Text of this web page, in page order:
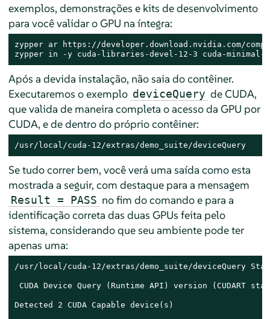
exemplos, demonstrações e kits de desenvolvimento
para você validar o GPU na íntegra:
zypper ar https://developer.download.nvidia.com/
zypper in -y cuda-libraries-devel-12-3 cuda-minimal-
Após a devida instalação, não saia do contêiner.
Executaremos o exemplo deviceQuery de CUDA,
que valida de maneira completa o acesso da GPU por
CUDA, e de dentro do próprio contêiner:
/usr/local/cuda-12/extras/demo_suite/deviceQuery
Se tudo correr bem, você verá uma saída como esta
mostrada a seguir, com destaque para a mensagem
Result = PASS no fim do comando e para a
identificação correta das duas GPUs feita pelo
sistema, considerando que seu ambiente pode ter
apenas uma:
/usr/local/cuda-12/extras/demo_suite/deviceQuery
CUDA Device Query (Runtime API) version (CUDART
Detected 2 CUDA Capable device(s)